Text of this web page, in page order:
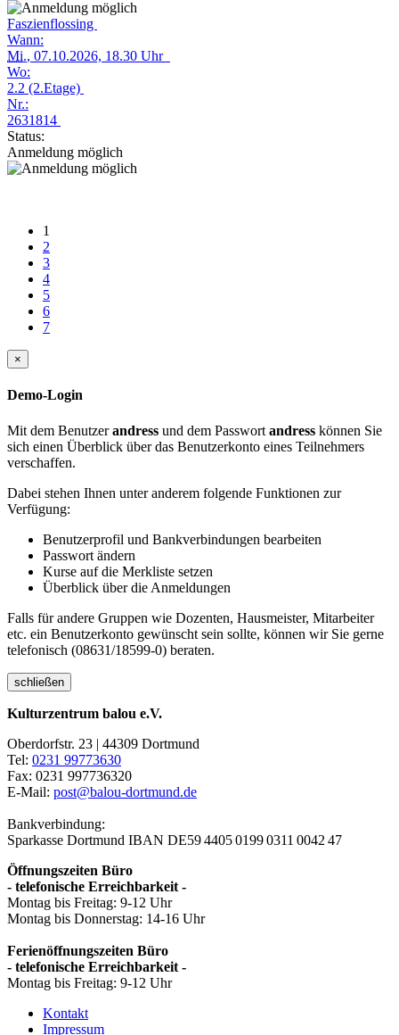
Faszienflossing
Wann:
Mi., 07.10.2026, 18.30 Uhr
Wo:
2.2 (2.Etage)
Nr.:
2631814
Status:
Anmeldung möglich
1
2
3
4
5
6
7
×
Demo-Login
Mit dem Benutzerandress und dem Passwort andress können Sie
sich einen Überblick über das Benutzerkonto eines Teilnehmers
verschaffen.
Dabei stehen Ihnen unter anderem folgende Funktionen zur
Verfügung:
Benutzerprofil und Bankverbindungen bearbeiten
Passwort ändern
Kurse auf die Merkliste setzen
Überblick über die Anmeldungen
Falls für andere Gruppen wie Dozenten, Hausmeister, Mitarbeiter
etc. ein Benutzerkonto gewünscht sein sollte, können wir Sie gerne
telefonisch (08631/18599-0) beraten.
schließen
Kulturzentrum balou e.V.
Oberdorfstr. 23 | 44309 Dortmund
Tel: 0231 99773630
Fax: 0231 997736320
E-Mail: post@balou-dortmund.de
Bankverbindung:
Sparkasse Dortmund IBAN DE59 4405 0199 0311 0042 47
Öffnungszeiten Büro
- telefonische Erreichbarkeit -
Montag bis Freitag: 9-12 Uhr
Montag bis Donnerstag: 14-16 Uhr
Ferienöffnungszeiten Büro
- telefonische Erreichbarkeit -
Montag bis Freitag: 9-12 Uhr
Kontakt
Impressum